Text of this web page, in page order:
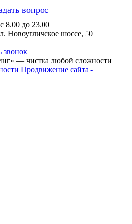
вопрос
8.00 до 23.00
Новоугличское шоссе, 50
звонок
— чистка любой сложности
Продвижение сайта -